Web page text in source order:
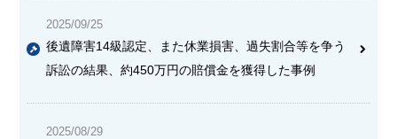
2025/09/25
後遺障害14級認定、また休業損害、過失割合等を争う
訴訟の結果、約450万円の賠償金を獲得した事例
2025/08/29